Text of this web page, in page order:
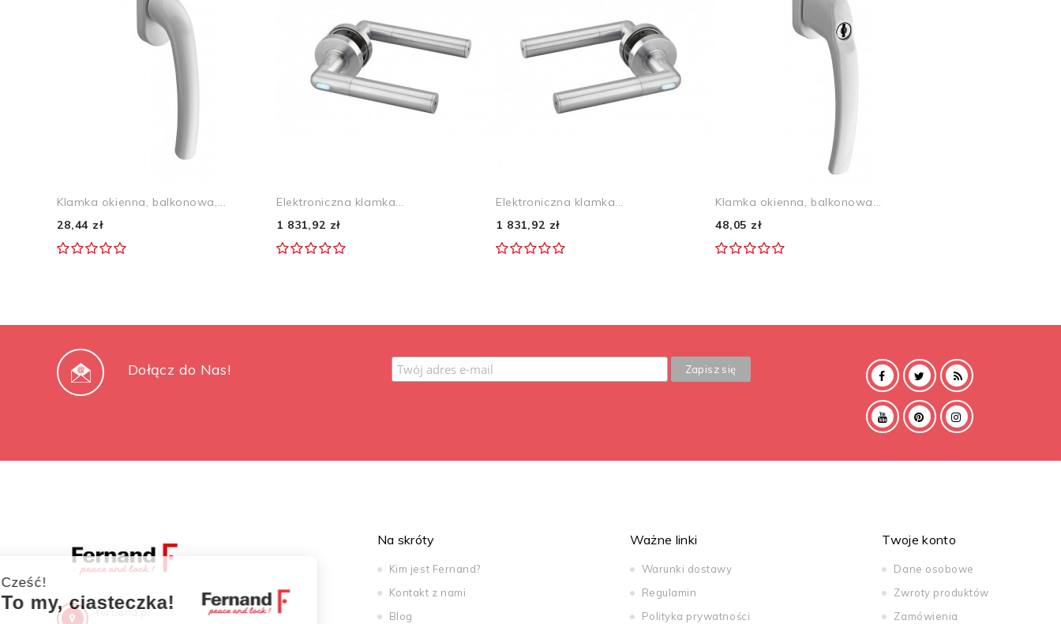
Klamka okienna, balkonowa,...
28,44 zł
Elektroniczna klamka...
1 831,92 zł
Elektroniczna klamka...
1 831,92 zł
Klamka okienna, balkonowa...
48,05 zł
Dołącz do Nas!
fernand.pl
Na skróty
Kim jest Fernand?
Kontakt z nami
Blog
Ważne linki
Warunki dostawy
Regulamin
Polityka prywatności
Twoje konto
Dane osobowe
Zwroty produktów
Zamówienia
Cześć!
To my, ciasteczka!